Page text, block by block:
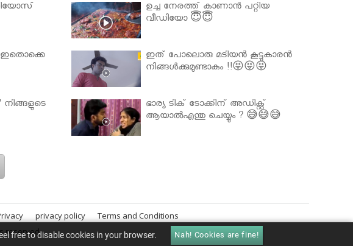
ഉച്ച നേരത്ത് കാണാൻ പറ്റിയ
വീഡിയോ 😇😇
ഇത് പോലൊരു മടിയൻ കൂട്ടുകാരൻ
നിങ്ങൾക്കുമുണ്ടാകും !!😝😝😝
ഭാര്യ ടിക് ടോക്കിന് അഡിക്റ്റ്
ആയാൽഎന്തു ചെയ്യും ? 😅😅😅
privacy policy
Terms and Conditions
reserved.
free to disable cookies in your browser. Nah! Cookies are fine!